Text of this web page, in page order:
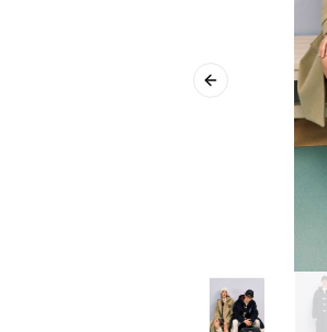
Previous slide